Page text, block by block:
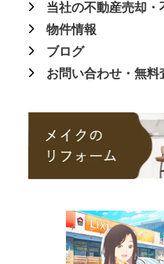
当社の不動産売却・
物件情報
ブログ
お問い合わせ・無料